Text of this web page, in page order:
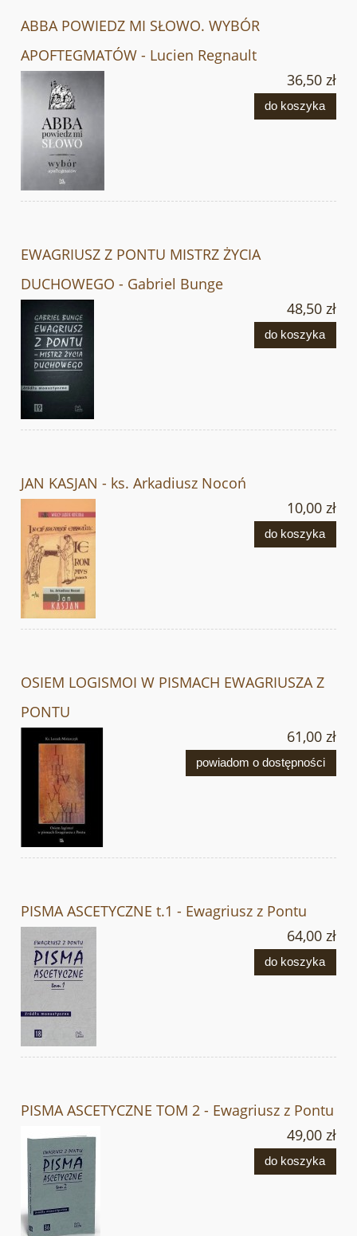
ABBA POWIEDZ MI SŁOWO. WYBÓR
APOFTEGMATÓW - Lucien Regnault
36,50 zł
do koszyka
EWAGRIUSZ Z PONTU MISTRZ ŻYCIA
DUCHOWEGO - Gabriel Bunge
48,50 zł
do koszyka
JAN KASJAN - ks. Arkadiusz Nocoń
10,00 zł
do koszyka
OSIEM LOGISMOI W PISMACH EWAGRIUSZA Z
PONTU
61,00 zł
powiadom o dostępności
PISMA ASCETYCZNE t.1 - Ewagriusz z Pontu
64,00 zł
do koszyka
PISMA ASCETYCZNE TOM 2 - Ewagriusz z Pontu
49,00 zł
do koszyka